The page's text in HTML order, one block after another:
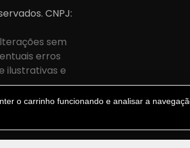
CNPJ:
sem
erros
ilustrativas e
o carrinho funcionando e analisar a